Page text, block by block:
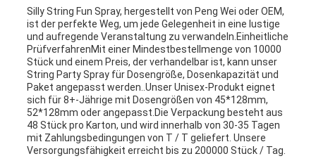
Silly String Fun Spray, hergestellt von Peng Wei oder OEM,
ist der perfekte Weg, um jede Gelegenheit in eine lustige
und aufregende Veranstaltung zu verwandeln.Einheitliche
PrüfverfahrenMit einer Mindestbestellmenge von 10000
Stück und einem Preis, der verhandelbar ist, kann unser
String Party Spray für Dosengröße, Dosenkapazität und
Paket angepasst werden..Unser Unisex-Produkt eignet
sich für 8+-Jährige mit Dosengrößen von 45*128mm,
52*128mm oder angepasst.Die Verpackung besteht aus
48 Stück pro Karton, und wird innerhalb von 30-35 Tagen
mit Zahlungsbedingungen von T / T geliefert. Unsere
Versorgungsfähigkeit erreicht bis zu 200000 Stück / Tag.